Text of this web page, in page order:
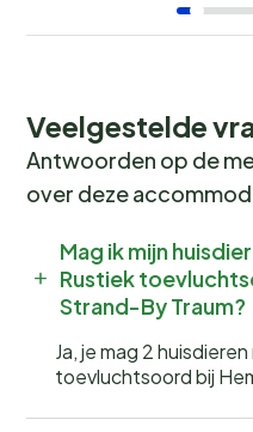
Veelgestelde
Antwoorden op de
over deze
Mag ik mijn
Rustiek
Strand-By Traum?
Ja, je mag 2
toevluchtsoord bij